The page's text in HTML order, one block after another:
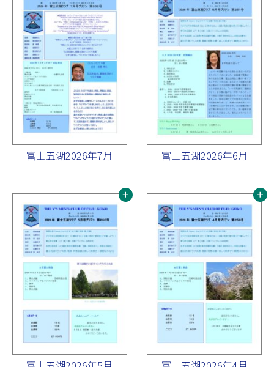
富士五湖2026年7月 富士五湖2026年6月